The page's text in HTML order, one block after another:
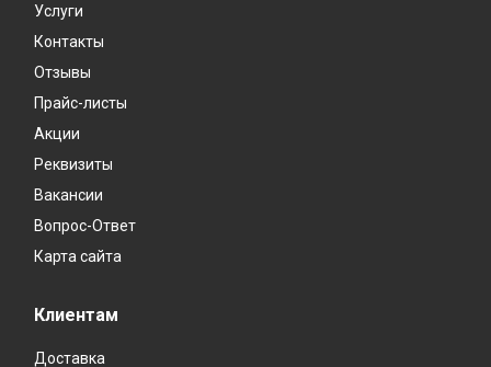
Услуги
Контакты
Отзывы
Прайс-листы
Акции
Реквизиты
Вакансии
Вопрос-Ответ
Карта сайта
Клиентам
Доставка